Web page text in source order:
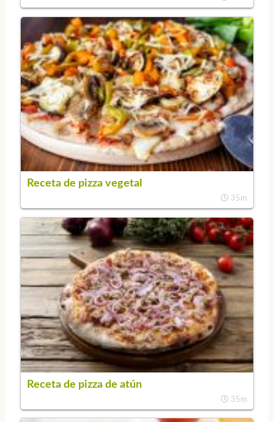
Receta de pizza vegetal
35m
Receta de pizza de atún
35m